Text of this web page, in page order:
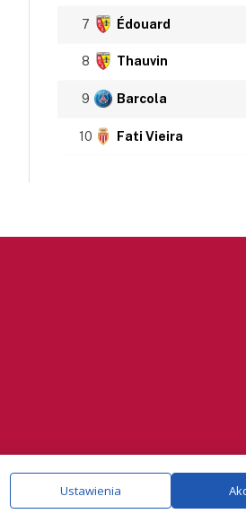
7 Édouard
8 Thauvin
9 Barcola
10 Fati Vieira
Ustawienia